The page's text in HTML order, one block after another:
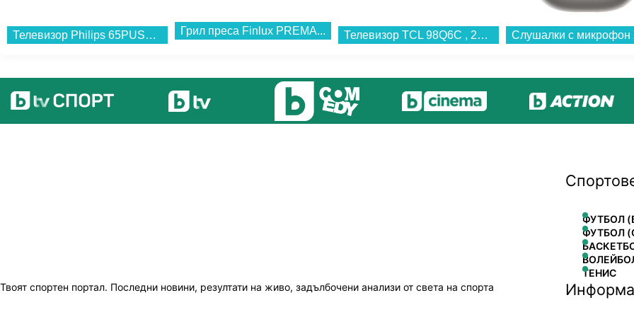
Телевизор Philips 65PUS7000/12 , 164 см, 3840x2160 UHD-4K , 65 inch, LED , Smart TV , TITAN OS... Грил преса Finlux PREMA... Телевизор TCL 98Q6C , 248 см, 3840x2160 UHD-4K , 98 inch, QLED , Sm...
Твоят спортен портал. Последни новини, резултати на живо, задълбочени анализи от света на спорта
ФУТБОЛ
ФУТБОЛ
ТЕНИС